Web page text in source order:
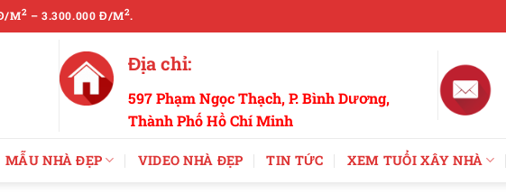
M2 – 3.300.000 Đ/M2.
Địa chỉ:
597 Phạm Ngọc Thạch, P. Bình Dương,
Thành Phố Hồ Chí Minh
MẪU NHÀ ĐẸP VIDEO NHÀ ĐẸP TIN TỨC XEM TUỔI XÂY NHÀ